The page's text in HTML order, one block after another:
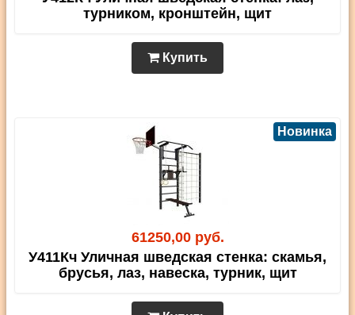
турником, кронштейн, щит
Купить
61250,00 руб.
Новинка
У411Кч Уличная шведская стенка: скамья,
брусья, лаз, навеска, турник, щит